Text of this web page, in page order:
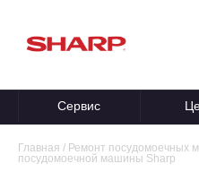
Сервис
Главная / Ремонт посудомоечных
посудомоечной машины Sharp